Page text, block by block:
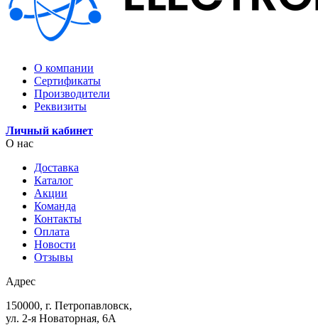
О компании
Сертификаты
Производители
Реквизиты
Личный кабинет
О нас
Доставка
Каталог
Акции
Команда
Контакты
Оплата
Новости
Отзывы
Адрес
150000, г. Петропавловск,
ул. 2-я Новаторная, 6А